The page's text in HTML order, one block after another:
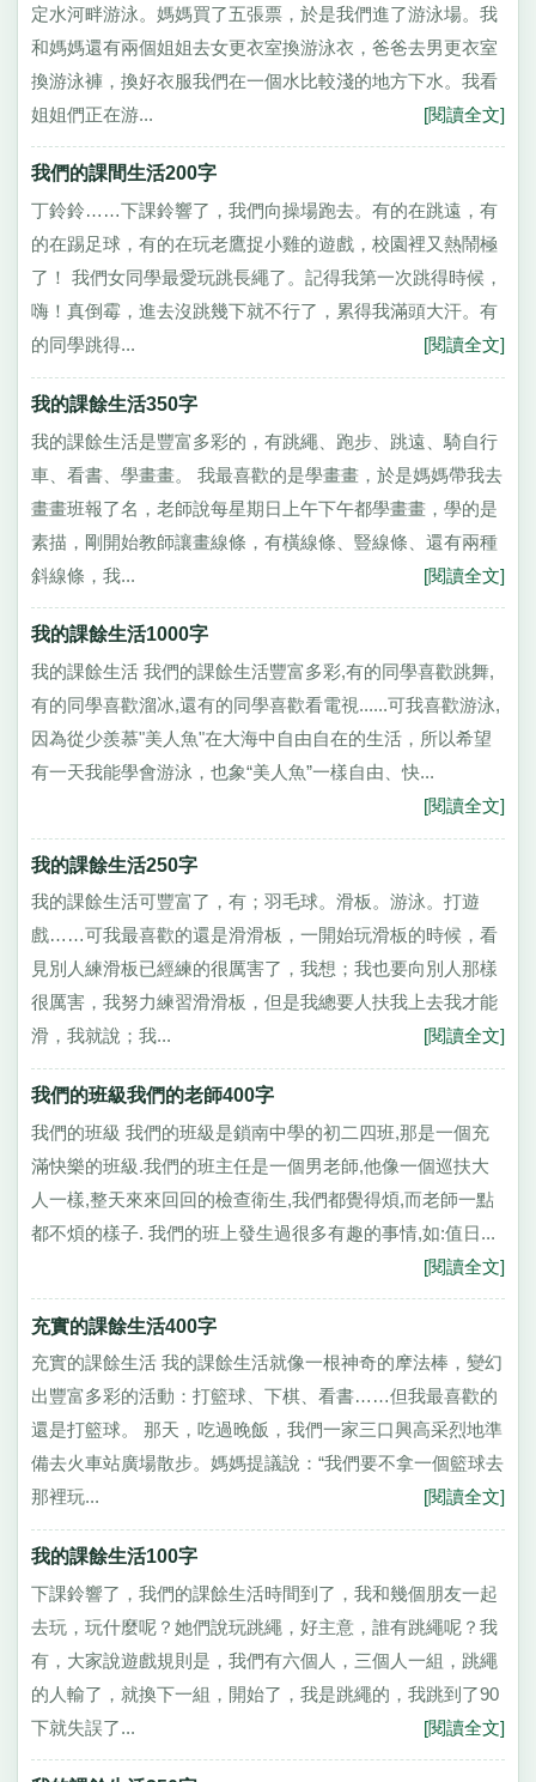
定水河畔游泳。媽媽買了五張票，於是我們進了游泳場。我
和媽媽還有兩個姐姐去女更衣室換游泳衣，爸爸去男更衣室
換游泳褲，換好衣服我們在一個水比較淺的地方下水。我看
姐姐們正在游...
[閱讀全文]
我們的課間生活200字
丁鈴鈴……下課鈴響了，我們向操場跑去。有的在跳遠，有
的在踢足球，有的在玩老鷹捉小雞的遊戲，校園裡又熱鬧極
了！ 我們女同學最愛玩跳長繩了。記得我第一次跳得時候，
嗨！真倒霉，進去沒跳幾下就不行了，累得我滿頭大汗。有
的同學跳得...
[閱讀全文]
我的課餘生活350字
我的課餘生活是豐富多彩的，有跳繩、跑步、跳遠、騎自行
車、看書、學畫畫。 我最喜歡的是學畫畫，於是媽媽帶我去
畫畫班報了名，老師說每星期日上午下午都學畫畫，學的是
素描，剛開始教師讓畫線條，有橫線條、豎線條、還有兩種
斜線條，我...
[閱讀全文]
我的課餘生活1000字
我的課餘生活 我們的課餘生活豐富多彩,有的同學喜歡跳舞,
有的同學喜歡溜冰,還有的同學喜歡看電視......可我喜歡游泳,
因為從少羨慕"美人魚"在大海中自由自在的生活，所以希望
有一天我能學會游泳，也象“美人魚”一樣自由、快...
[閱讀全文]
我的課餘生活250字
我的課餘生活可豐富了，有；羽毛球。滑板。游泳。打遊
戲……可我最喜歡的還是滑滑板，一開始玩滑板的時候，看
見別人練滑板已經練的很厲害了，我想；我也要向別人那樣
很厲害，我努力練習滑滑板，但是我總要人扶我上去我才能
滑，我就說；我...
[閱讀全文]
我們的班級我們的老師400字
我們的班級 我們的班級是鎖南中學的初二四班,那是一個充
滿快樂的班級.我們的班主任是一個男老師,他像一個巡扶大
人一樣,整天來來回回的檢查衛生,我們都覺得煩,而老師一點
都不煩的樣子. 我們的班上發生過很多有趣的事情,如:值日...
[閱讀全文]
充實的課餘生活400字
充實的課餘生活 我的課餘生活就像一根神奇的摩法棒，變幻
出豐富多彩的活動：打籃球、下棋、看書……但我最喜歡的
還是打籃球。 那天，吃過晚飯，我們一家三口興高采烈地準
備去火車站廣場散步。媽媽提議說：“我們要不拿一個籃球去
那裡玩...
[閱讀全文]
我的課餘生活100字
下課鈴響了，我們的課餘生活時間到了，我和幾個朋友一起
去玩，玩什麼呢？她們說玩跳繩，好主意，誰有跳繩呢？我
有，大家說遊戲規則是，我們有六個人，三個人一組，跳繩
的人輸了，就換下一組，開始了，我是跳繩的，我跳到了90
下就失誤了...
[閱讀全文]